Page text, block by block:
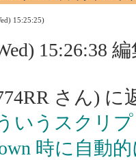
15:25:25)
15:26:38
さん) に
いうスクリ
時に自動